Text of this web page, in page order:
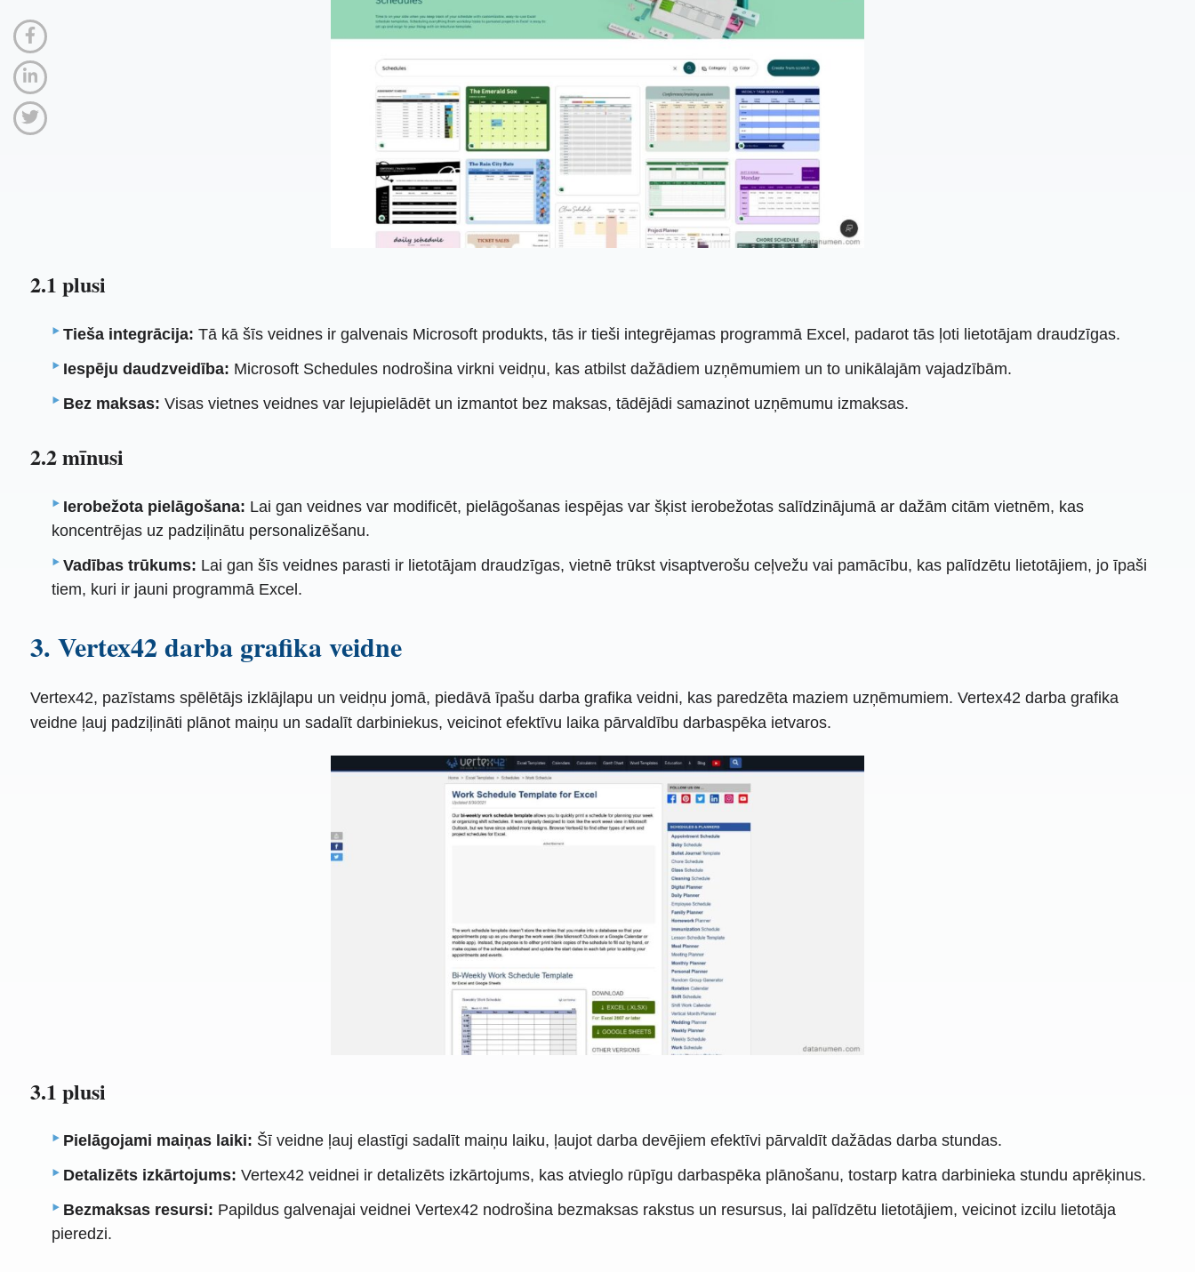
2.1 plusi
Tieša integrācija: Tā kā šīs veidnes ir galvenais Microsoft produkts, tās ir tieši integrējamas programmā Excel, padarot tās ļoti lietotājam draudzīgas.
Iespēju daudzveidība: Microsoft Schedules nodrošina virkni veidņu, kas atbilst dažādiem uzņēmumiem un to unikālajām vajadzībām.
Bez maksas: Visas vietnes veidnes var lejupielādēt un izmantot bez maksas, tādējādi samazinot uzņēmumu izmaksas.
2.2 mīnusi
Ierobežota pielāgošana: Lai gan veidnes var modificēt, pielāgošanas iespējas var šķist ierobežotas salīdzinājumā ar dažām citām vietnēm, kas
koncentrējas uz padziļinātu personalizēšanu.
Vadības trūkums: Lai gan šīs veidnes parasti ir lietotājam draudzīgas, vietnē trūkst visaptverošu ceļvežu vai pamācību, kas palīdzētu lietotājiem, jo ​​īpaši
tiem, kuri ir jauni programmā Excel.
3. Vertex42 darba grafika veidne
Vertex42, pazīstams spēlētājs izklājlapu un veidņu jomā, piedāvā īpašu darba grafika veidni, kas paredzēta maziem uzņēmumiem. Vertex42 darba grafika
veidne ļauj padziļināti plānot maiņu un sadalīt darbiniekus, veicinot efektīvu laika pārvaldību darbaspēka ietvaros.
3.1 plusi
Pielāgojami maiņas laiki: Šī veidne ļauj elastīgi sadalīt maiņu laiku, ļaujot darba devējiem efektīvi pārvaldīt dažādas darba stundas.
Detalizēts izkārtojums: Vertex42 veidnei ir detalizēts izkārtojums, kas atvieglo rūpīgu darbaspēka plānošanu, tostarp katra darbinieka stundu aprēķinus.
Bezmaksas resursi: Papildus galvenajai veidnei Vertex42 nodrošina bezmaksas rakstus un resursus, lai palīdzētu lietotājiem, veicinot izcilu lietotāja
pieredzi.